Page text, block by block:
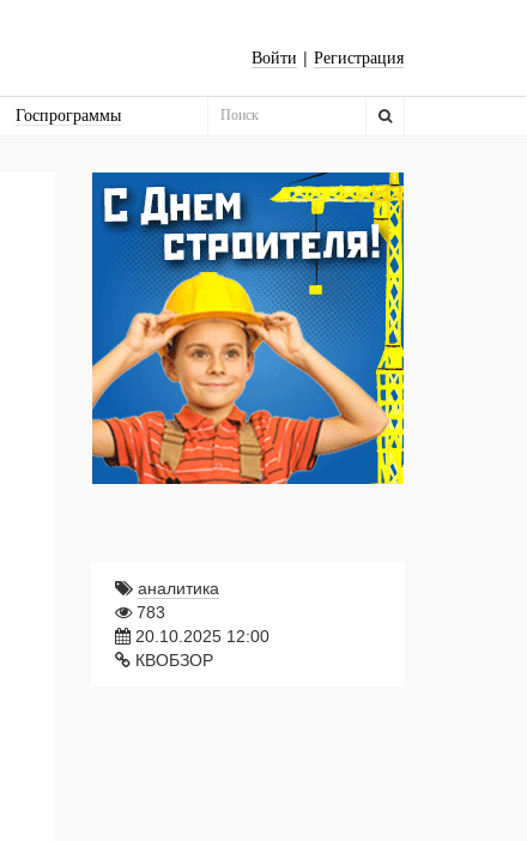
Войти | Регистрация
Госпрограммы
аналитика
783
20.10.2025 12:00
КВОБЗОР